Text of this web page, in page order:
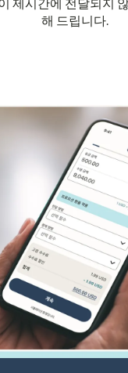
제시간에 전달되지
해 드립니다.